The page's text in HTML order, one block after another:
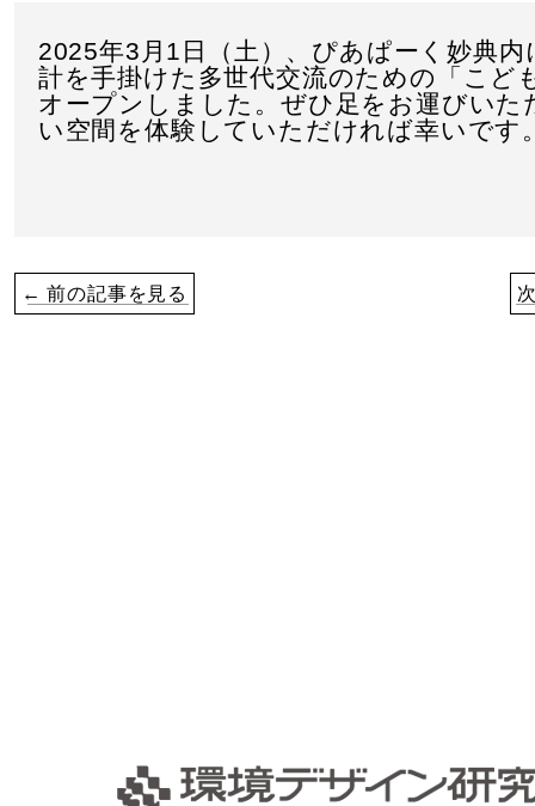
2025年3月1日（土）、ぴあぱーく妙典内
計を手掛けた多世代交流のための「こど
オープンしました。ぜひ足をお運びいた
い空間を体験していただければ幸いです
← 前の記事を見る